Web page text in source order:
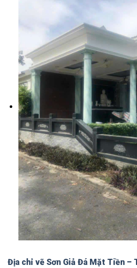
Địa chỉ vẽ Sơn Giả Đá Mặt Tiền –